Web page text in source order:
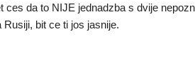
ces da to NIJE jednadzba s dvije
Rusiji, bit ce ti jos jasnije.